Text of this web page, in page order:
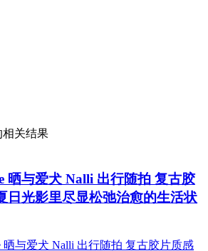
相关结果
晒与爱犬 Nalli 出行随拍 复古胶
日光影里尽显松弛治愈的生活状